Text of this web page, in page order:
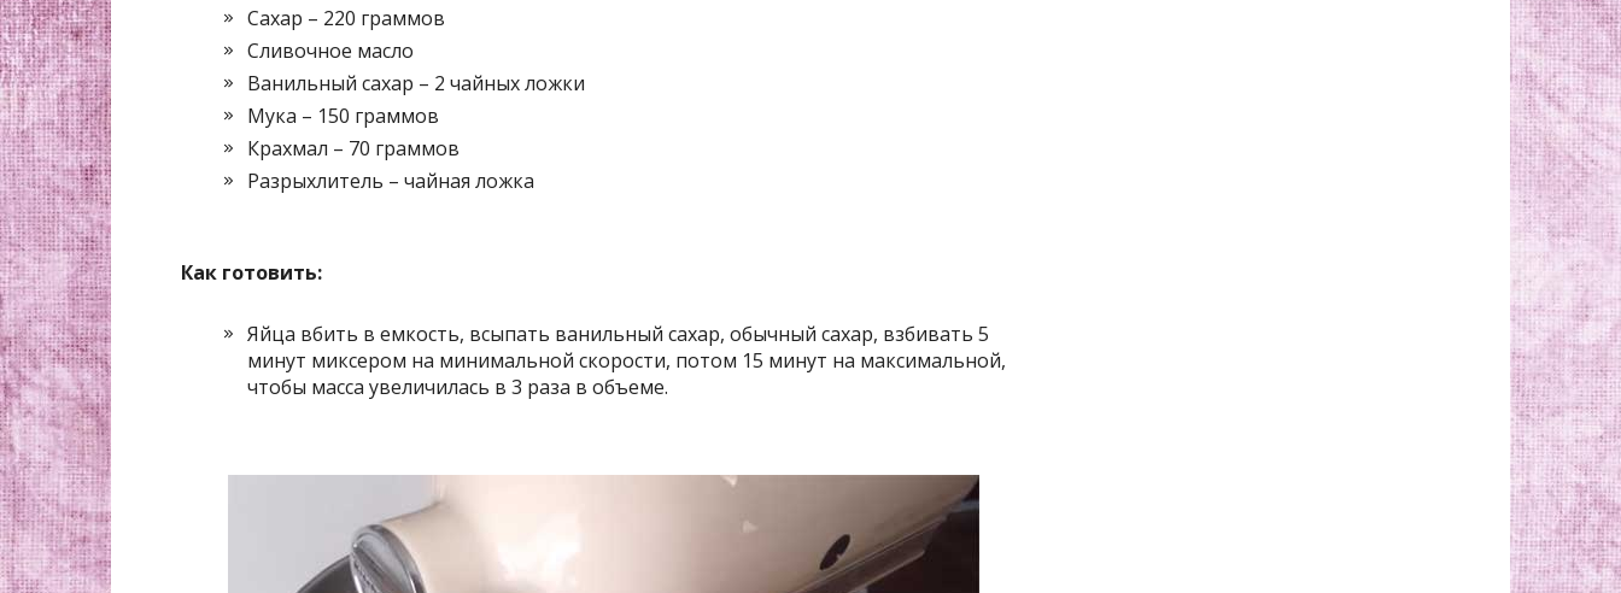
Сахар – 220 граммов
Сливочное масло
Ванильный сахар – 2 чайных ложки
Мука – 150 граммов
Крахмал – 70 граммов
Разрыхлитель – чайная ложка
Как готовить:
Яйца вбить в емкость, всыпать ванильный сахар, обычный сахар, взбивать 5
минут миксером на минимальной скорости, потом 15 минут на максимальной,
чтобы масса увеличилась в 3 раза в объеме.